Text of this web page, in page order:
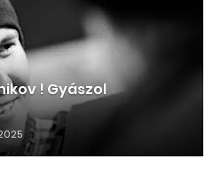
! Gyászol